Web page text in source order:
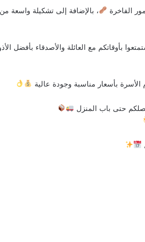
الفاخرة
، بالإضافة إلى تشكيلة واسعة
بأوقاتكم مع العائلة والأصدقاء بأفضل
الأسرة بأسعار مناسبة وجودة عالية
حتى باب المنزل